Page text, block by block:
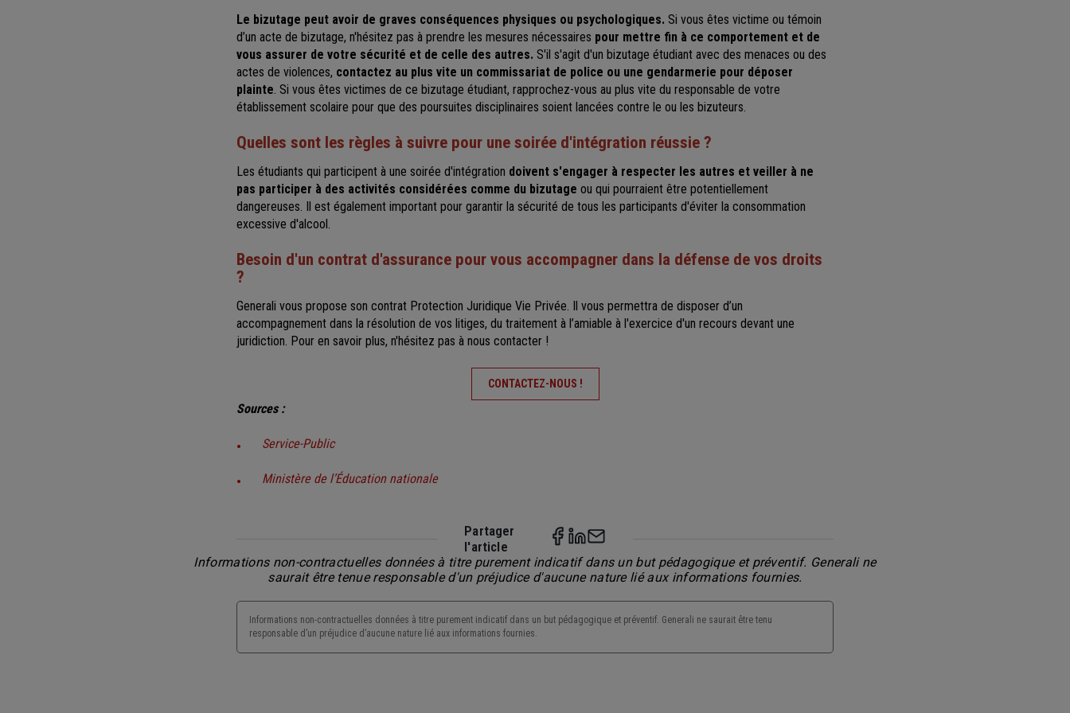
Le bizutage peut avoir de graves conséquences physiques ou psychologiques. Si vous êtes victime ou témoin
d’un acte de bizutage, n'hésitez pas à prendre les mesures nécessaires pour mettre fin à ce comportement et de
vous assurer de votre sécurité et de celle des autres. S'il s'agit d'un bizutage étudiant avec des menaces ou des
actes de violences, contactez au plus vite un commissariat de police ou une gendarmerie pour déposer
plainte. Si vous êtes victimes de ce bizutage étudiant, rapprochez-vous au plus vite du responsable de votre
établissement scolaire pour que des poursuites disciplinaires soient lancées contre le ou les bizuteurs.
Quelles sont les règles à suivre pour une soirée d'intégration réussie ?
Les étudiants qui participent à une soirée d'intégration doivent s'engager à respecter les autres et veiller à ne
pas participer à des activités considérées comme du bizutage ou qui pourraient être potentiellement
dangereuses. Il est également important pour garantir la sécurité de tous les participants d'éviter la consommation
excessive d'alcool.
Besoin d'un contrat d'assurance pour vous accompagner dans la défense de vos droits
?
Generali vous propose son contrat Protection Juridique Vie Privée. Il vous permettra de disposer d’un
accompagnement dans la résolution de vos litiges, du traitement à l’amiable à l'exercice d'un recours devant une
juridiction. Pour en savoir plus, n'hésitez pas à nous contacter !
CONTACTEZ-NOUS !
Sources :
Service-Public
Ministère de l’Éducation nationale
Partager
l'article
Informations non-contractuelles données à titre purement indicatif dans un but pédagogique et préventif. Generali ne
saurait être tenue responsable d'un préjudice d'aucune nature lié aux informations fournies.
Informations non-contractuelles données à titre purement indicatif dans un but pédagogique et préventif. Generali ne saurait être tenu
responsable d’un préjudice d’aucune nature lié aux informations fournies.